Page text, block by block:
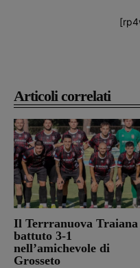
Articoli correlati
Il Terrranuova Traiana
battuto 3-1
nell’amichevole di
Grosseto